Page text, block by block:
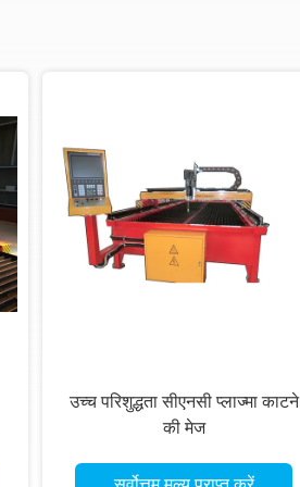
उच्च परिशुद्धता सीएनसी प्लाज्मा काटने
की मेज